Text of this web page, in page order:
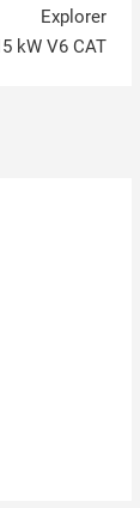
Explorer
kW V6 CAT